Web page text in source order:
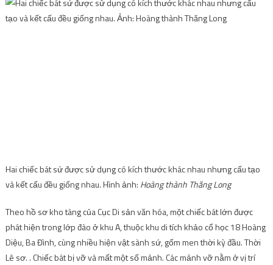
Hai chiếc bát sứ được sử dụng có kích thước khác nhau nhưng cấu tạo
và kết cấu đều giống nhau. Hình ảnh: Hoàng thành Thăng Long
Theo hồ sơ kho tàng của Cục Di sản văn hóa, một chiếc bát lớn được
phát hiện trong lớp đào ở khu A, thuộc khu di tích khảo cổ học 18 Hoàng
Diệu, Ba Đình, cùng nhiều hiện vật sành sứ, gốm men thời kỳ đầu. Thời
Lê sơ. . Chiếc bát bị vỡ và mất một số mảnh. Các mảnh vỡ nằm ở vị trí